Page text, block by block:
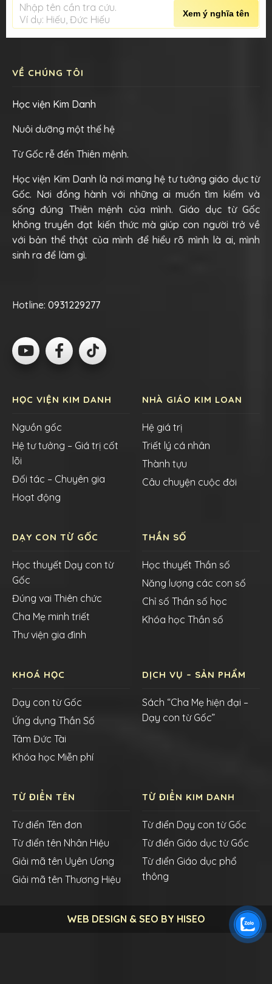
Nhập tên cần tra cứu.
Ví dụ: Hiếu, Đức Hiếu
Xem ý nghĩa tên
VỀ CHÚNG TÔI
Học viện Kim Danh
Nuôi dưỡng một thế hệ
Từ Gốc rễ đến Thiên mệnh.
Học viện Kim Danh là nơi mang hệ tư tưởng giáo dục từ
Gốc. Nơi đồng hành với những ai muốn tìm kiếm và
sống đúng Thiên mệnh của mình. Giáo dục từ Gốc
không truyền đạt kiến thức mà giúp con người trở về
với bản thể thật của mình để hiểu rõ mình là ai, mình
sinh ra để làm gì.
Hotline: 0931229277
HỌC VIỆN KIM DANH
Nguồn gốc
Hệ tư tưởng – Giá trị cốt
lõi
Đối tác – Chuyên gia
Hoạt động
NHÀ GIÁO KIM LOAN
Hệ giá trị
Triết lý cá nhân
Thành tựu
Câu chuyện cuộc đời
DẠY CON TỪ GỐC
Học thuyết Dạy con từ
Gốc
Đúng vai Thiên chức
Cha Mẹ minh triết
Thư viện gia đình
THẦN SỐ
Học thuyết Thần số
Năng lượng các con số
Chỉ số Thần số học
Khóa học Thần số
KHOÁ HỌC
Dạy con từ Gốc
Ứng dụng Thần Số
Tâm Đức Tài
Khóa học Miễn phí
DỊCH VỤ – SẢN PHẨM
Sách “Cha Mẹ hiện đại –
Dạy con từ Gốc”
TỪ ĐIỂN TÊN
Từ điển Tên đơn
Từ điển tên Nhân Hiệu
Giải mã tên Uyên Ương
Giải mã tên Thương Hiệu
TỪ ĐIỂN KIM DANH
Từ điển Dạy con từ Gốc
Từ điển Giáo dục từ Gốc
Từ điển Giáo dục phổ
thông
WEB DESIGN & SEO BY HISEO